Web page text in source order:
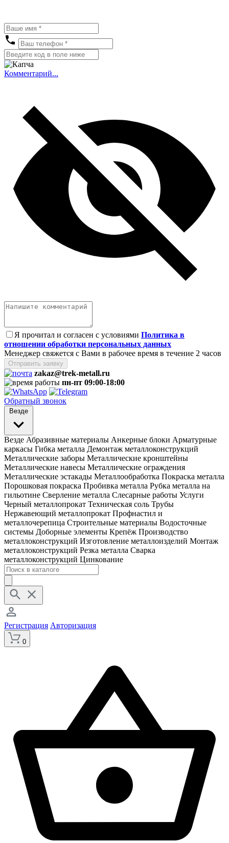
Комментарий...
Я прочитал и согласен с условиями Политика в
отношении обработки персональных данных
Менеджер свяжется с Вами в рабочее время в течение 2 часов
Отправить заявку
zakaz@trek-metall.ru
пн-пт 09:00-18:00
Обратный звонок
Везде
Везде Абразивные материалы Анкерные блоки Арматурные
каркасы Гибка металла Демонтаж металлоконструкций
Металлические заборы Металлические кронштейны
Металлические навесы Металлические ограждения
Металлические эстакады Металлообработка Покраска металла
Порошковая покраска Пробивка металла Рубка металла на
гильотине Сверление металла Слесарные работы Услуги
Черный металлопрокат Техническая соль Трубы
Нержавеющий металлопрокат Профнастил и
металлочерепица Строительные материалы Водосточные
системы Доборные элементы Крепёж Производство
металлоконструкций Изготовление металлоизделий Монтаж
металлоконструкций Резка металла Сварка
металлоконструкций Цинкование
Регистрация Авторизация
0